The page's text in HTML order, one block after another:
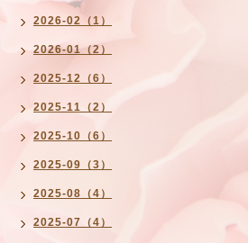
2026-02（1）
2026-01（2）
2025-12（6）
2025-11（2）
2025-10（6）
2025-09（3）
2025-08（4）
2025-07（4）